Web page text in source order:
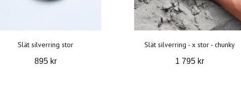
Slät silverring stor
895 kr
Slät silverring - x stor - chunky
1 795 kr